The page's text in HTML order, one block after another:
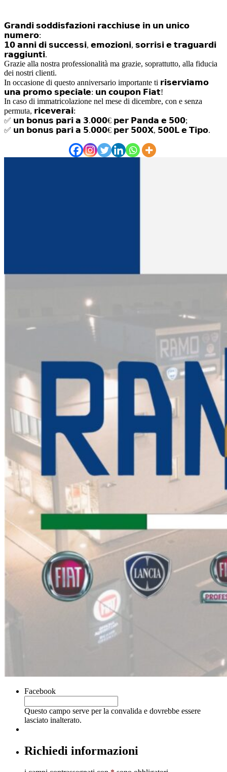
𝗚𝗿𝗮𝗻𝗱𝗶 𝘀𝗼𝗱𝗱𝗶𝘀𝗳𝗮𝘇𝗶𝗼𝗻𝗶 𝗿𝗮𝗰𝗰𝗵𝗶𝘂𝘀𝗲 𝗶𝗻 𝘂𝗻 𝘂𝗻𝗶𝗰𝗼
𝗻𝘂𝗺𝗲𝗿𝗼:
𝟭𝟬 𝗮𝗻𝗻𝗶 𝗱𝗶 𝘀𝘂𝗰𝗰𝗲𝘀𝘀𝗶, 𝗲𝗺𝗼𝘇𝗶𝗼𝗻𝗶, 𝘀𝗼𝗿𝗿𝗶𝘀𝗶 𝗲 𝘁𝗿𝗮𝗴𝘂𝗮𝗿𝗱𝗶
𝗿𝗮𝗴𝗴𝗶𝘂𝗻𝘁𝗶.
Grazie alla nostra professionalità ma grazie, soprattutto, alla fiducia
dei nostri clienti.
In occasione di questo anniversario importante ti 𝗿𝗶𝘀𝗲𝗿𝘃𝗶𝗮𝗺𝗼
𝘂𝗻𝗮 𝗽𝗿𝗼𝗺𝗼 𝘀𝗽𝗲𝗰𝗶𝗮𝗹𝗲: 𝘂𝗻 𝗰𝗼𝘂𝗽𝗼𝗻 𝗙𝗶𝗮𝘁!
In caso di immatricolazione nel mese di dicembre, con e senza
permuta, 𝗿𝗶𝗰𝗲𝘃𝗲𝗿𝗮𝗶:
✅ 𝘂𝗻 𝗯𝗼𝗻𝘂𝘀 𝗽𝗮𝗿𝗶 𝗮 𝟯.𝟬𝟬𝟬€ 𝗽𝗲𝗿 𝗣𝗮𝗻𝗱𝗮 𝗲 𝟱𝟬𝟬;
✅ 𝘂𝗻 𝗯𝗼𝗻𝘂𝘀 𝗽𝗮𝗿𝗶 𝗮 𝟱.𝟬𝟬𝟬€ 𝗽𝗲𝗿 𝟱𝟬𝟬𝗫, 𝟱𝟬𝟬𝗟 𝗲 𝗧𝗶𝗽𝗼.
Facebook
Questo campo serve per la convalida e dovrebbe essere
lasciato inalterato.
Richiedi informazioni